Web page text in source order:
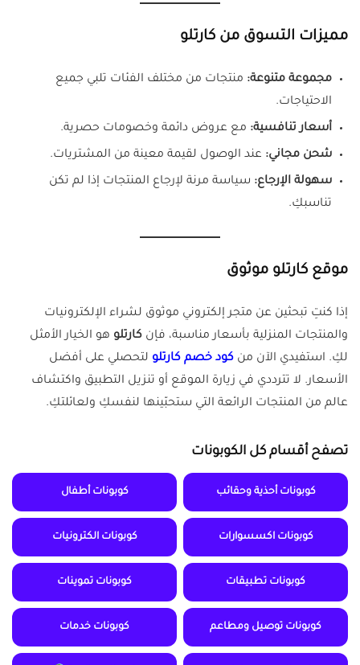
مميزات التسوق من كارتلو
مجموعة متنوعة: منتجات من مختلف الفئات تلبي جميع
الاحتياجات.
أسعار تنافسية: مع عروض دائمة وخصومات حصرية.
شحن مجاني: عند الوصول لقيمة معينة من المشتريات.
سهولة الإرجاع: سياسة مرنة لإرجاع المنتجات إذا لم تكن
تناسبكِ.
موقع كارتلو موثوق
إذا كنتِ تبحثين عن متجر إلكتروني موثوق لشراء الإلكترونيات
والمنتجات المنزلية بأسعار مناسبة، فإن كارتلو هو الخيار الأمثل
لكِ. استفيدي الآن من كود خصم كارتلو لتحصلي على أفضل
الأسعار. لا تترددي في زيارة الموقع أو تنزيل التطبيق واكتشاف
عالم من المنتجات الرائعة التي ستحبّينها لنفسكِ ولعائلتكِ.
تصفح أقسام كل الكوبونات
كوبونات أحذية وحقائب كوبونات أطفال
كوبونات اكسسوارات كوبونات الكترونيات
كوبونات تطبيقات كوبونات تموينات
كوبونات توصيل ومطاعم كوبونات خدمات